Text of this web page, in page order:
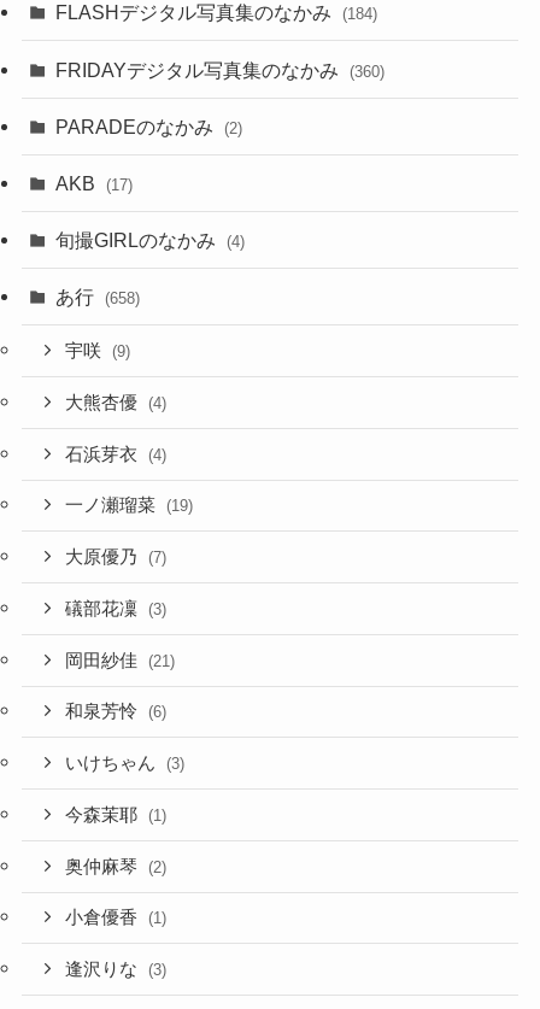
FLASHデジタル写真集のなかみ (184)
FRIDAYデジタル写真集のなかみ (360)
PARADEのなかみ (2)
AKB (17)
旬撮GIRLのなかみ (4)
あ行 (658)
宇咲 (9)
大熊杏優 (4)
石浜芽衣 (4)
一ノ瀬瑠菜 (19)
大原優乃 (7)
礒部花凜 (3)
岡田紗佳 (21)
和泉芳怜 (6)
いけちゃん (3)
今森茉耶 (1)
奥仲麻琴 (2)
小倉優香 (1)
逢沢りな (3)